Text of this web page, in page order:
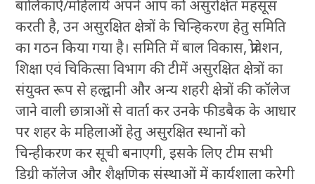
बालिकाऐं/महिलायें अपने आप कोे असुरक्षित महसूस
करती है, उन असुरक्षित क्षेत्रों के चिन्हिकरण हेतु समिति
का गठन किया गया है। समिति में बाल विकास, प्रोवेशन,
शिक्षा एवं चिकित्सा विभाग की टीमें असुरक्षित क्षेत्रों का
संयुक्त रूप से हल्द्वानी और अन्य शहरी क्षेत्रों की कॉलेज
जाने वाली छात्राओं से वार्ता कर उनके फीडबैक के आधार
पर शहर के महिलाओं हेतु असुरक्षित स्थानों को
चिन्हीकरण कर सूची बनाएगी, इसके लिए टीम सभी
डिग्री कॉलेज और शैक्षणिक संस्थाओं में कार्यशाला करेगी